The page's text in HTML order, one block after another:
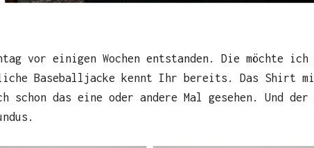
vor einigen Wochen entstanden. Die möchte ich
Baseballjacke kennt Ihr bereits. Das Shirt
schon das eine oder andere Mal gesehen. Und der